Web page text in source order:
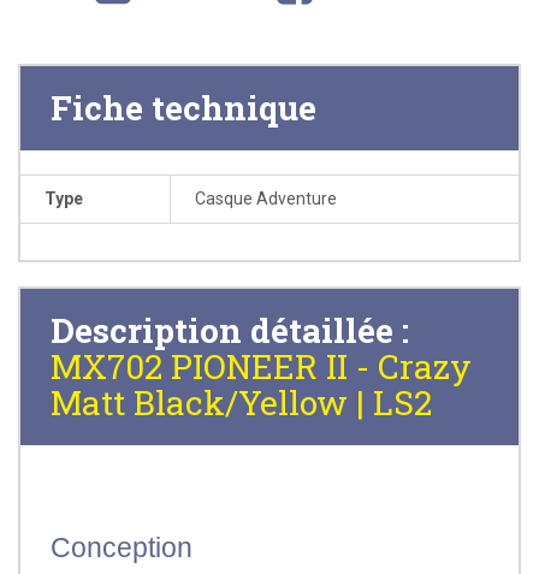
Fiche technique
Type Casque Adventure
Description détaillée :
MX702 PIONEER II - Crazy
Matt Black/Yellow | LS2
Conception